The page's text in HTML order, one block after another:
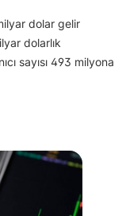
dolar gelir
dolarlık
sayısı 493 milyona